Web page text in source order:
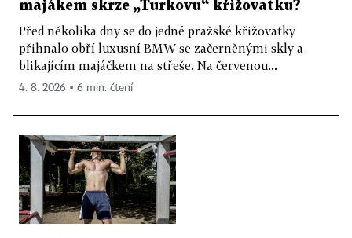
majákem skrze „Turkovu“ křižovatku?
Před několika dny se do jedné pražské křižovatky
přihnalo obří luxusní BMW se začerněnými skly a
blikajícím majáčkem na střeše. Na červenou...
4. 8. 2026 ▪ 6 min. čtení